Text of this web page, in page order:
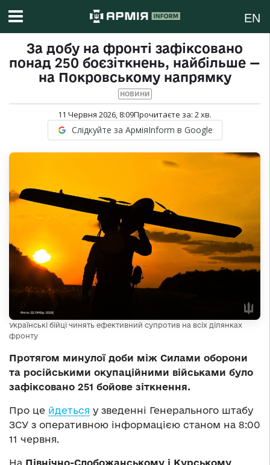
EN
За добу на фронті зафіксовано
понад 250 боєзіткнень, найбільше —
на Покровському напрямку
НОВИНИ
11 Червня 2026, 8:09Прочитаєте за: 2хв.
Слідкуйте за АрміяInform в Google
Українські бійці чинять ефективний супротив на всіх ділянках
фронту
Протягом минулої доби між Силами оборони
та російськими окупаційними військами було
зафіксовано 251 бойове зіткнення.
Про це йдеться у зведенні Генерального штабу
ЗСУ з оперативною інформацією станом на 8:00
11 червня.
На Північно-Слобожанському і Курському